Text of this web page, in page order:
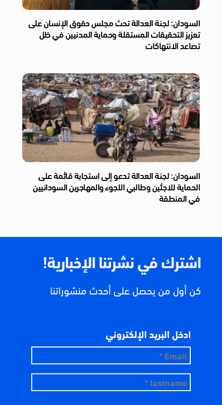
السودان: لجنة العدالة تحث مجلس حقوق الإنسان على
تعزيز التحقيقات المستقلة وحماية المدنيين في ظل
تصاعد الانتهاكات
السودان: لجنة العدالة تدعو إلى استجابة قائمة على
الحماية للاجئين وطالبي اللجوء والمهاجرين السودانيين
في المنطقة
اشترك في نشرتنا الإخبارية!
كن أول من يحصل على أحدث منشوراتنا
ادخل البريد الإلكتروني